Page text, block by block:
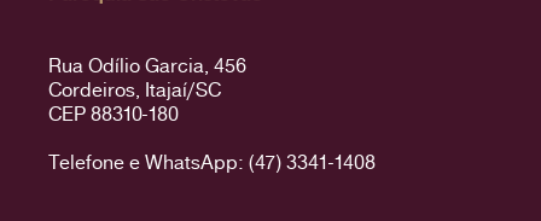
Rua Odílio Garcia, 456
Cordeiros, Itajaí/SC
CEP 88310-180
Telefone e WhatsApp: (47) 3341-1408